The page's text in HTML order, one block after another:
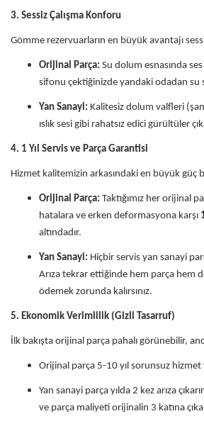
3. Sessiz Çalışma Konforu
Gömme rezervuarların en büyük avantajı
Orijinal Parça: Su dolum esnasında
sifonu çektiğinizde yandaki odadan su
Yan Sanayi: Kalitesiz dolum valfleri
ıslık sesi gibi rahatsız edici gürültüler
4. 1 Yıl Servis ve Parça Garantisi
Hizmet kalitemizin arkasındaki en büyük güç
Orijinal Parça: Taktığımız her orijinal
hatalara ve erken deformasyona karşı
altındadır.
Yan Sanayi: Hiçbir servis yan sanayi
Arıza tekrar ettiğinde hem parça hem
ödemek zorunda kalırsınız.
5. Ekonomik Verimlilik (Gizli Tasarruf)
İlk bakışta orijinal parça pahalı görünebilir,
Orijinal parça 5-10 yıl sorunsuz hizmet
Yan sanayi parça yılda 2 kez arıza
ve parça maliyeti orijinalin 3 katına